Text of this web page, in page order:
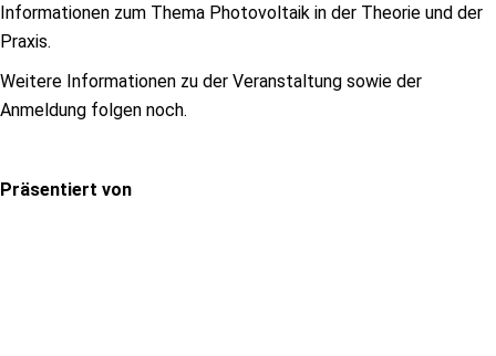
Informationen zum Thema Photovoltaik in der Theorie und der
Praxis.
Weitere Informationen zu der Veranstaltung sowie der
Anmeldung folgen noch.
Präsentiert von